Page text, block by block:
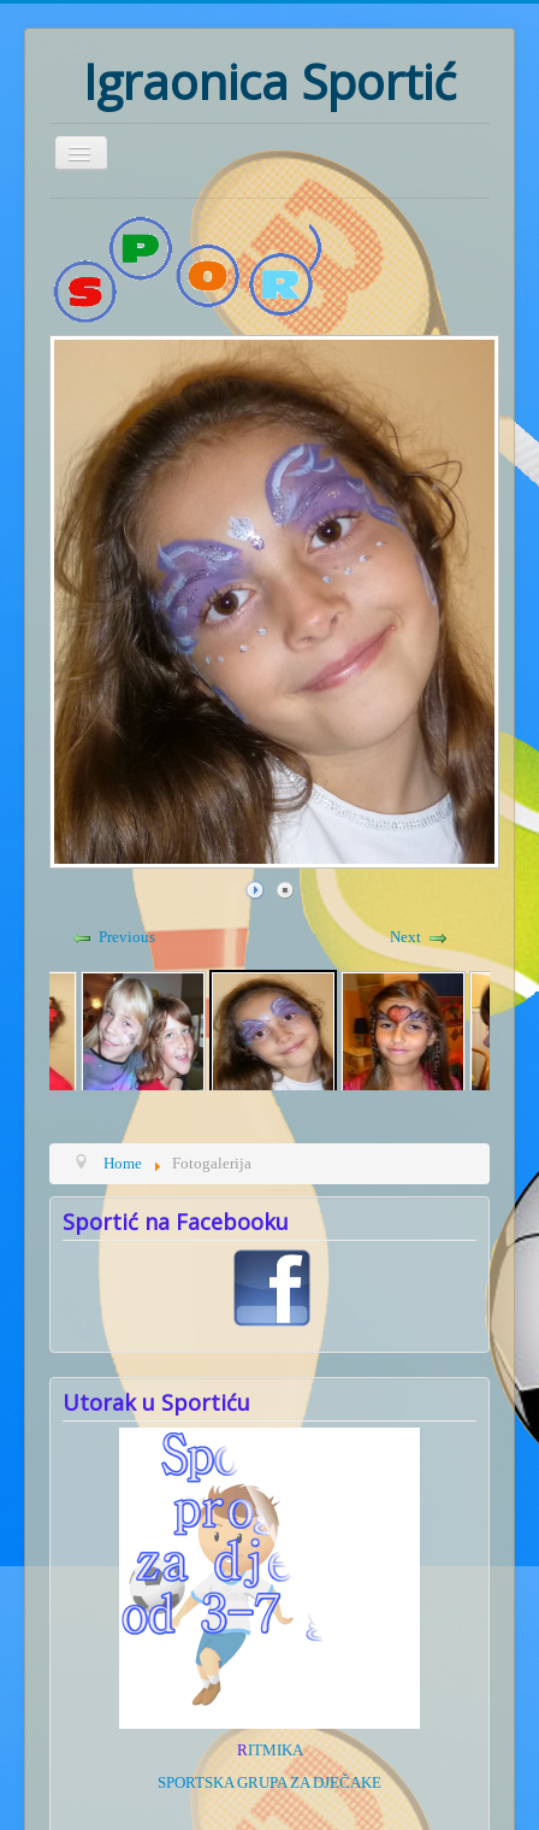
Igraonica Sportić
Rođendani
Pozivnice
Radionice
Naš rad
Fotogalerija
Cjenik usluga
Gdje smo - kontakt
Kućni red
Previous Next
Home Fotogalerija
Sportić na Facebooku
Utorak u Sportiću
RITMIKA
SPORTSKA GRUPA ZA DJEČAKE